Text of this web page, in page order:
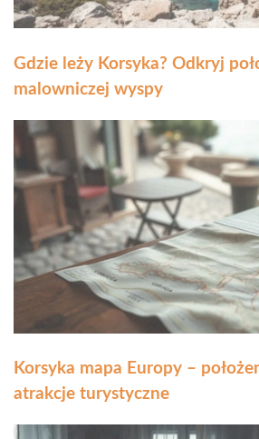
Gdzie leży Korsyka? Odkryj
malowniczej wyspy
Korsyka mapa Europy –
atrakcje turystyczne